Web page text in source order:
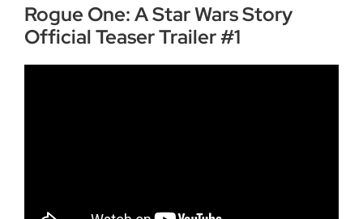
Rogue One: A Star Wars Story
Official Teaser Trailer #1